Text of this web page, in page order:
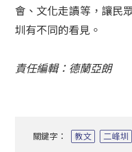
會、文化走讀等，讓民
圳有不同的看見。
責任編輯：德蘭亞朗
關鍵字： 教文 二峰圳